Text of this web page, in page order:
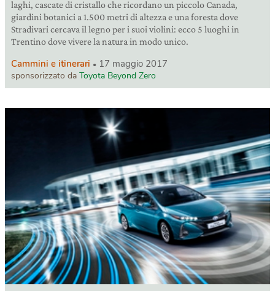
laghi, cascate di cristallo che ricordano un piccolo Canada,
giardini botanici a 1.500 metri di altezza e una foresta dove
Stradivari cercava il legno per i suoi violini: ecco 5 luoghi in
Trentino dove vivere la natura in modo unico.
Cammini e itinerari 17 maggio 2017
sponsorizzato da Toyota Beyond Zero